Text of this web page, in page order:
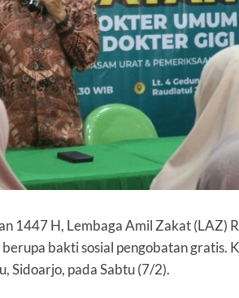
1447 H, Lembaga Amil Zakat (LAZ)
bakti sosial pengobatan gratis.
Sidoarjo, pada Sabtu (7/2).